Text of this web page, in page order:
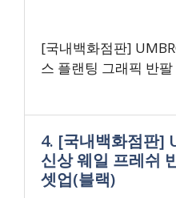
[국내백화점판]
스 플랜팅 그래픽 반
4. [국내백화점판]
신상 웨일 프레쉬
셋업(블랙)